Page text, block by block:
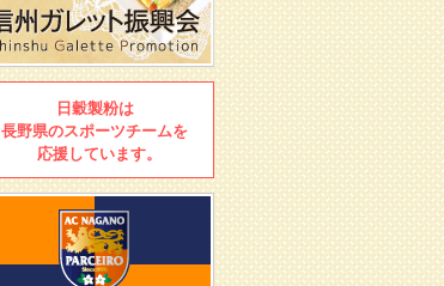
日穀製粉は
長野県のスポーツチームを
応援しています。